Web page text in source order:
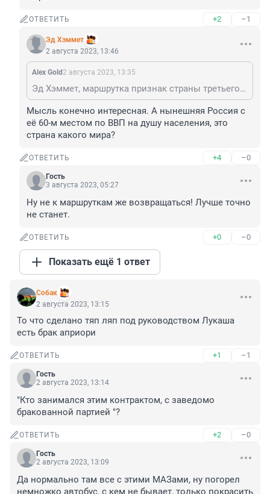
ОТВЕТИТЬ +2 –1
Эд Хэммет
2 августа 2023, 13:46
Alex Gold 2 августа 2023, 13:35
Эд Хэммет, маршрутка признак страны третьего мира.
Мысль конечно интересная. А нынешняя Россия с
её 60-м местом по ВВП на душу населения, это
страна какого мира?
ОТВЕТИТЬ +4 –0
Гость
3 августа 2023, 05:27
Ну не к маршруткам же возвращаться! Лучше точно
не станет.
ОТВЕТИТЬ +0 –0
Показать ещё 1 ответ
Собак
2 августа 2023, 13:15
То что сделано тяп ляп под руководством Лукаша
есть брак априори
ОТВЕТИТЬ +1 –1
Гость
2 августа 2023, 13:14
"Кто занимался этим контрактом, с заведомо
бракованной партией "?
ОТВЕТИТЬ +2 –0
Гость
2 августа 2023, 13:09
Да нормально там все с этими МАЗами, ну погорел
немножко автобус, с кем не бывает, только покрасить